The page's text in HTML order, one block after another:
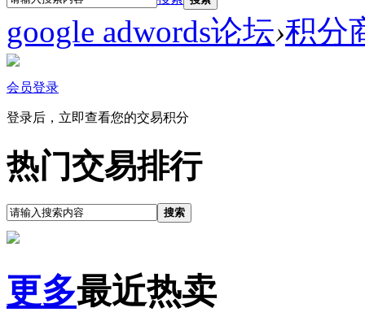
google adwords论坛›积分
会员登录
登录后，立即查看您的交易积分
热门交易排行
搜索
更多最近热卖